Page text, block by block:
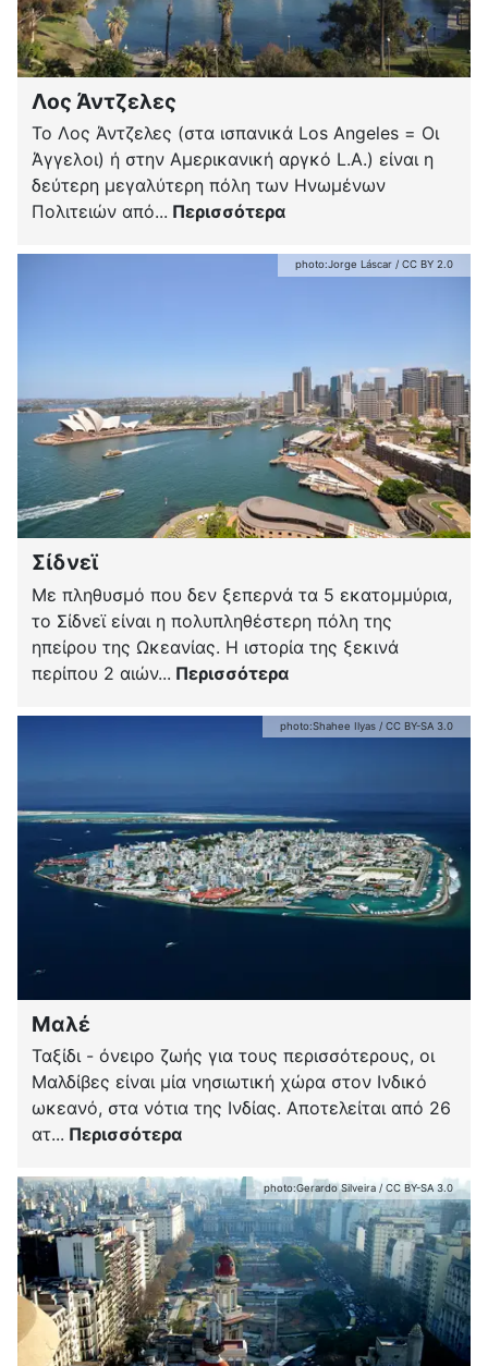
Λος Άντζελες
Το Λος Άντζελες (στα ισπανικά Los Angeles = Οι
Άγγελοι) ή στην Αμερικανική αργκό L.A.) είναι η
δεύτερη μεγαλύτερη πόλη των Ηνωμένων
Πολιτειών από... Περισσότερα
photo:Jorge Láscar / CC BY 2.0
Σίδνεϊ
Με πληθυσμό που δεν ξεπερνά τα 5 εκατομμύρια,
το Σίδνεϊ είναι η πολυπληθέστερη πόλη της
ηπείρου της Ωκεανίας. Η ιστορία της ξεκινά
περίπου 2 αιών... Περισσότερα
photo:Shahee Ilyas / CC BY-SA 3.0
Μαλέ
Ταξίδι - όνειρο ζωής για τους περισσότερους, οι
Μαλδίβες είναι μία νησιωτική χώρα στον Ινδικό
ωκεανό, στα νότια της Ινδίας. Αποτελείται από 26
ατ... Περισσότερα
photo:Gerardo Silveira / CC BY-SA 3.0